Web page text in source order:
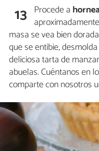
13 Procede a
masa se vea bien
que se entibie,
deliciosa tarta de
abuelas. Cuéntanos en
comparte con nosotros